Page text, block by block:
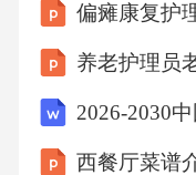
机拆解过程中产
些环节共同构成
偏瘫康复护
养老护理员
西餐厅菜谱